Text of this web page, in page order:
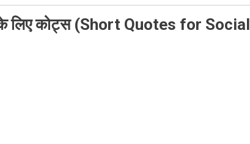
के लिए कोट्स (Short Quotes for Social